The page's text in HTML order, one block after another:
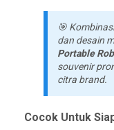
🎯
dan desain
Portable
souvenir
citra brand.
Cocok Untuk